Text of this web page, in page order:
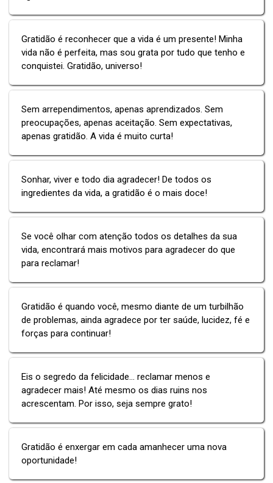
Gratidão é reconhecer que a vida é um presente! Minha
vida não é perfeita, mas sou grata por tudo que tenho e
conquistei. Gratidão, universo!
Sem arrependimentos, apenas aprendizados. Sem
preocupações, apenas aceitação. Sem expectativas,
apenas gratidão. A vida é muito curta!
Sonhar, viver e todo dia agradecer! De todos os
ingredientes da vida, a gratidão é o mais doce!
Se você olhar com atenção todos os detalhes da sua
vida, encontrará mais motivos para agradecer do que
para reclamar!
Gratidão é quando você, mesmo diante de um turbilhão
de problemas, ainda agradece por ter saúde, lucidez, fé e
forças para continuar!
Eis o segredo da felicidade... reclamar menos e
agradecer mais! Até mesmo os dias ruins nos
acrescentam. Por isso, seja sempre grato!
Gratidão é enxergar em cada amanhecer uma nova
oportunidade!